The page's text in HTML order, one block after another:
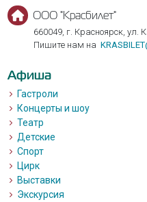
ООО "Красбилет"
660049, г. Красноярск, ул.
Пишите нам на
Афиша
Гастроли
Концерты и шоу
Театр
Детские
Спорт
Цирк
Выставки
Экскурсия